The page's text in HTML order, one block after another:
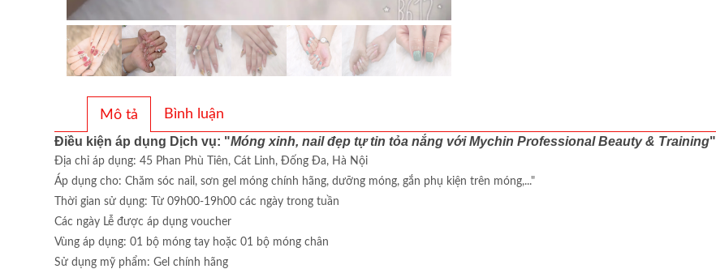
Mô tả Bình luận
Điều kiện áp dụng Dịch vụ: "Móng xinh, nail đẹp tự tin tỏa nắng với Mychin Professional Beauty & Training"
Địa chỉ áp dụng: 45 Phan Phù Tiên, Cát Linh, Đống Đa, Hà Nội
Áp dụng cho: Chăm sóc nail, sơn gel móng chính hãng, dưỡng móng, gắn phụ kiện trên móng,..."
Thời gian sử dụng: Từ 09h00-19h00 các ngày trong tuần
Các ngày Lễ được áp dụng voucher
Vùng áp dụng: 01 bộ móng tay hoặc 01 bộ móng chân
Sử dụng mỹ phẩm: Gel chính hãng